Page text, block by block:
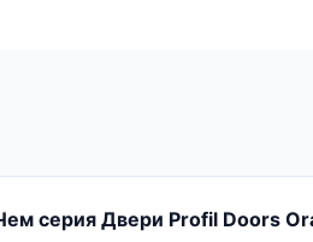
серия Двери Profil Doors